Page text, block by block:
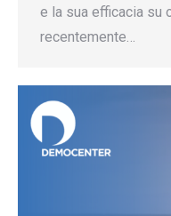
e la sua efficacia su
recentemente…